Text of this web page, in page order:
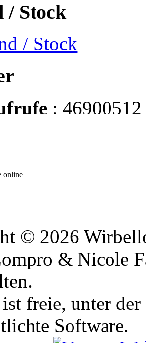
/ Stock
/ Stock
: 46900512
online
© 2026
& Nicole
ist freie, unter der
Software.